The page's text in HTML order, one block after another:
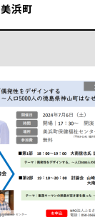
美浜町